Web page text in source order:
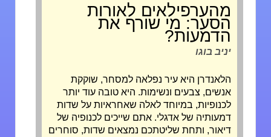
מהערפילאים לאורות
הסער: מי שורף את
הדמעות?
יניב בוגו
הלאנדרן היא עיר נפלאה למסחר, שוקקת
אנשים, צבעים ונשימות. היא טובה עוד יותר
לכנופיות, במיוחד לאלה שאחראיות על שדות
דמעותיה של אדגלי. אתם שייכים לכנופיה של
דיאור, ותחת שליטתכם נמצאים שדות, סוחרים